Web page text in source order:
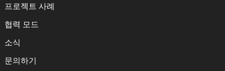
프로젝트 사례
협력 모드
소식
문의하기